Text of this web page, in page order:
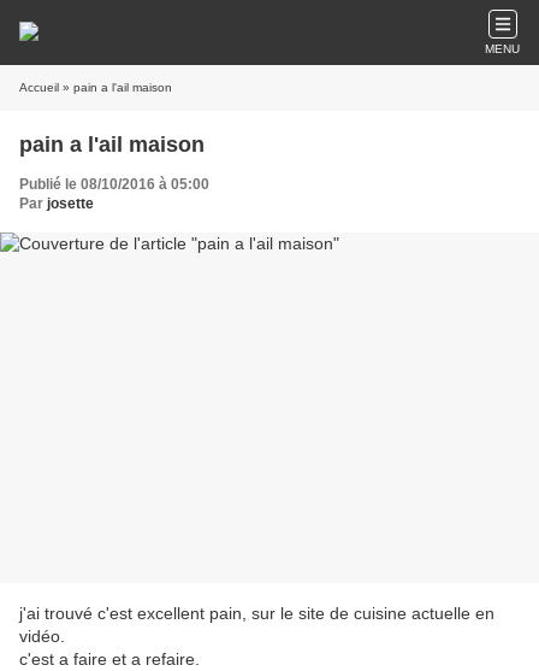
MENU
Accueil » pain a l'ail maison
pain a l'ail maison
Publié le 08/10/2016 à 05:00
Par josette
j'ai trouvé c'est excellent pain, sur le site de cuisine actuelle en
vidéo.
c'est a faire et a refaire.